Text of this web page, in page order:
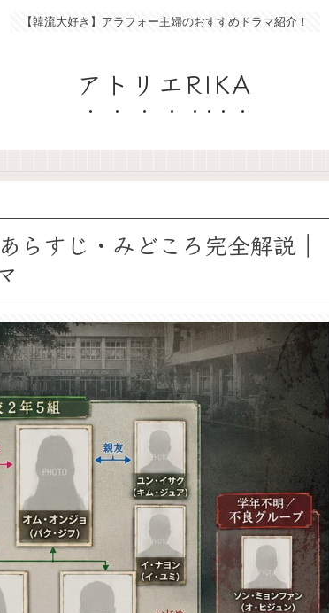
【韓流大好き】アラフォー主婦のおすすめドラマ紹介！
アトリエRIKA
らすじ・みどころ完全解説｜